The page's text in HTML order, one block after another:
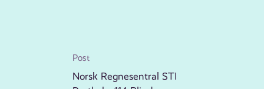
Post
Norsk Regnesentral STI